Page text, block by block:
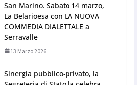
San Marino. Sabato 14 marzo,
La Belarioesa con LA NUOVA
COMMEDIA DIALETTALE a
Serravalle
13 Marzo 2026
Sinergia pubblico-privato, la